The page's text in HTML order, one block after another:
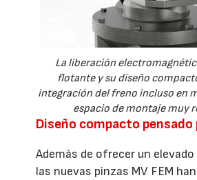
La liberación
flotante y su diseño
integración del freno incluso en
espacio de montaje muy
Diseño compacto pensado
Además de ofrecer un
las nuevas pinzas MV FEM